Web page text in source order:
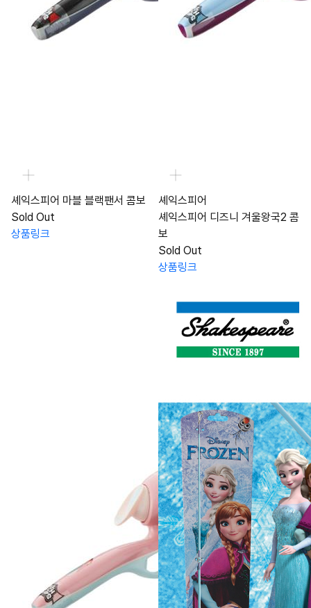
셰익스피어 마블 블랙팬서 콤보
Sold Out
상품링크
셰익스피어
셰익스피어 디즈니 겨울왕국2 콤
보
Sold Out
상품링크